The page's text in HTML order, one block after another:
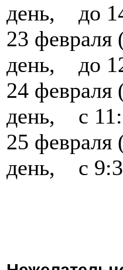
день, до
23
день, до
24
день, с
25
день, с